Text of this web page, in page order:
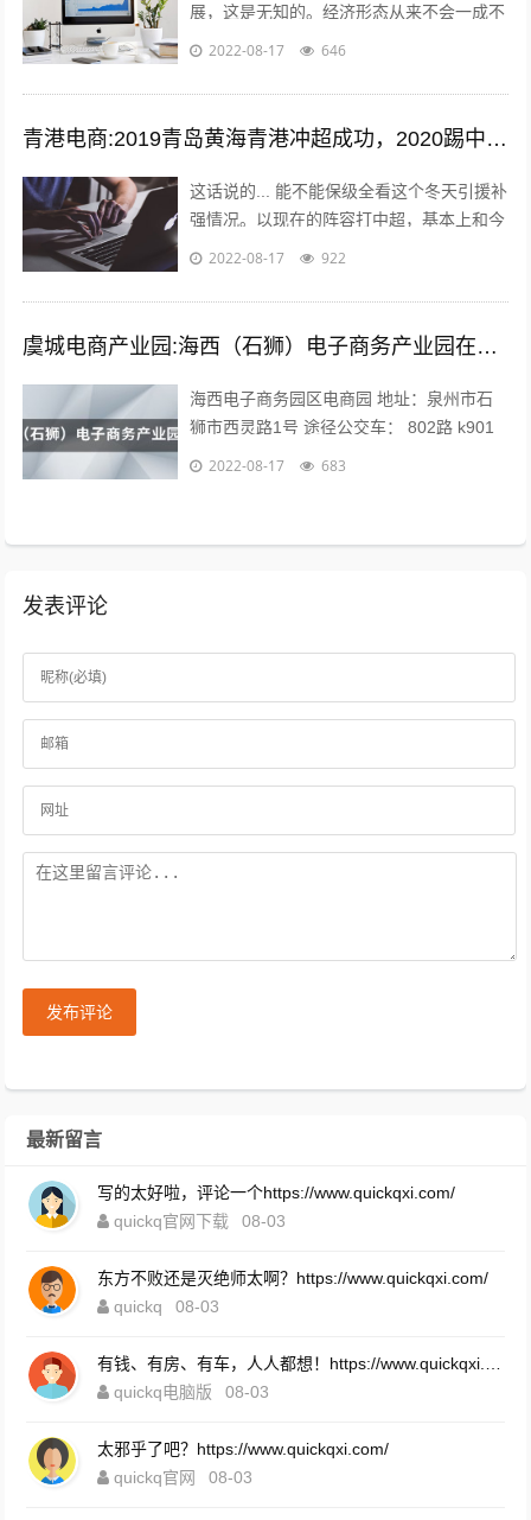
展，这是无知的。经济形态从来不会一成不
变，从男耕女织到蒸汽机，人类经历了上千
2022-08-17 646
青港电商:2019青岛黄海青港冲超成功，2020踢中超青岛会保级吗？
这话说的... 能不能保级全看这个冬天引援补
强情况。以现在的阵容打中超，基本上和今
年人和一个下场。 现在问题是，队内有经
2022-08-17 922
虞城电商产业园:海西（石狮）电子商务产业园在哪？
海西电子商务园区电商园 地址：泉州市石
狮市西灵路1号 途径公交车： 802路 k901
路 k902路到石狮服装城南区公交站下车向
2022-08-17 683
发表评论
发布评论
最新留言
写的太好啦，评论一个https://www.quickqxi.com/
quickq官网下载
08-03
东方不败还是灭绝师太啊？https://www.quickqxi.com/
quickq
08-03
quickq电脑版
08-03
太邪乎了吧？https://www.quickqxi.com/
quickq官网
08-03